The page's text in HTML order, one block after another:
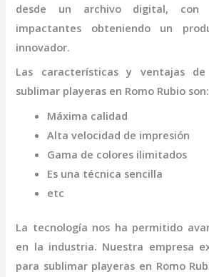
desde un archivo digital, con
impactantes obteniendo un
innovador.
Las características y ventajas
sublimar playeras en Romo Rubio son:
Máxima calidad
Alta velocidad de impresión
Gama de colores ilimitados
Es una técnica sencilla
etc
La tecnología nos ha permitido
en la industria. Nuestra empresa
para sublimar playeras en Romo